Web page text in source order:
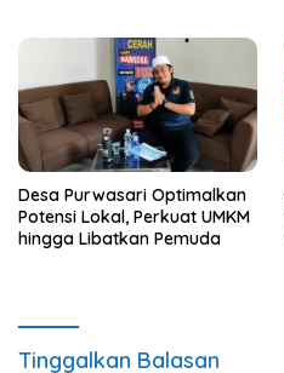
Desa Purwasari Optimalkan
Potensi Lokal, Perkuat UMKM
hingga Libatkan Pemuda
Tinggalkan Balasan